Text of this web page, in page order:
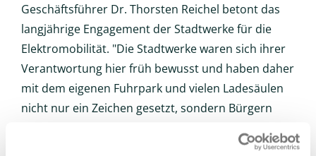
Geschäftsführer Dr. Thorsten Reichel betont das
langjährige Engagement der Stadtwerke für die
Elektromobilität. "Die Stadtwerke waren sich ihrer
Verantwortung hier früh bewusst und haben daher
mit dem eigenen Fuhrpark und vielen Ladesäulen
nicht nur ein Zeichen gesetzt, sondern Bürgern
unterwegs zu sein. Die neuen E-Busse sind ein